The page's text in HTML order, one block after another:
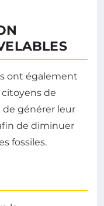
ont également
de
de générer leur
de diminuer
fossiles.